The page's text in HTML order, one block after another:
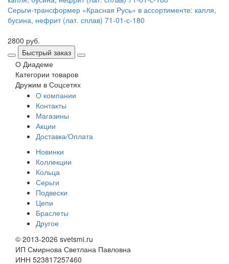
Серьги-трансформер «Красная Русь» в ассортименте: капля,
бусина, нефрит (лат. сплав) 71-01-с-180
2800 руб.
Быстрый заказ
О Диадеме
Категории товаров
Дружим в Соцсетях
О компании
Контакты
Магазины
Акции
Доставка/Оплата
Новинки
Коллекции
Кольца
Серьги
Подвески
Цепи
Браслеты
Другое
© 2013-2026 svetsmi.ru
ИП Смирнова Светлана Павловна
ИНН 523817257460